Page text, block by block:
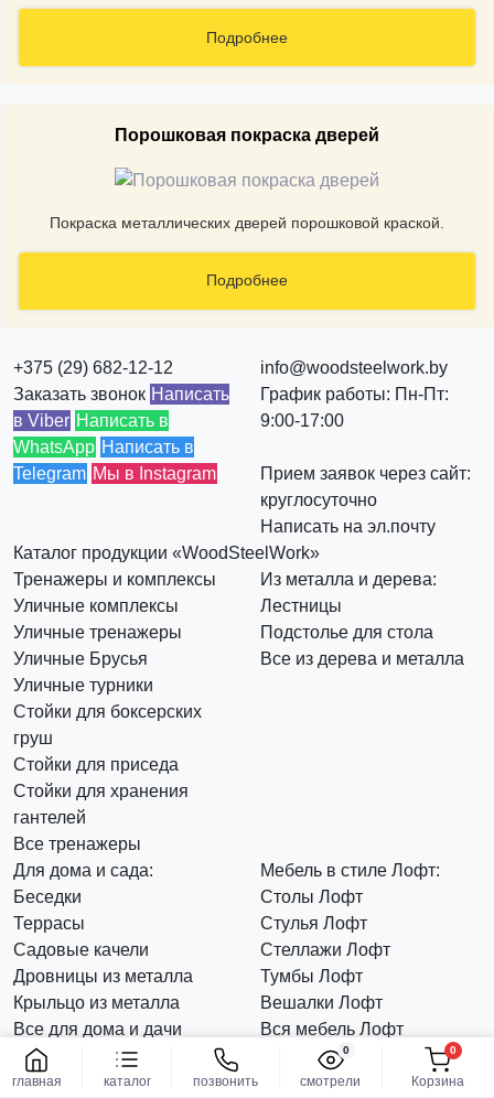
главная каталог смотрели
0
позвонить Корзина
0
Заказать
Подробнее
Порошковая покраска дверей
Покраска металлических дверей порошковой краской.
Подробнее
+375 (29) 682-12-12
Заказать звонок Написать
в Viber Написать в
WhatsApp Написать в
Telegram Мы в Instagram
info@woodsteelwork.by
График работы: Пн-Пт:
9:00-17:00
Прием заявок через сайт:
круглосуточно
Написать на эл.почту
Каталог продукции «WoodSteelWork»
Тренажеры и комплексы
Уличные комплексы
Уличные тренажеры
Уличные Брусья
Уличные турники
Стойки для боксерских
груш
Стойки для приседа
Стойки для хранения
гантелей
Все тренажеры
Из металла и дерева:
Лестницы
Подстолье для стола
Все из дерева и металла
Для дома и сада:
Беседки
Террасы
Садовые качели
Дровницы из металла
Крыльцо из металла
Все для дома и дачи
Мебель в стиле Лофт:
Столы Лофт
Стулья Лофт
Стеллажи Лофт
Тумбы Лофт
Вешалки Лофт
Вся мебель Лофт
Клиентам
О компании
Доставка и оплата